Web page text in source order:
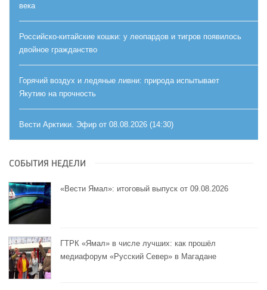
века
Российско-китайские кошки: у леопардов и тигров появилось
двойное гражданство
Горячий воздух и ледяные ливни: природа испытывает
Якутию на прочность
Вести Арктики. Эфир от 08.08.2026 (14:30)
СОБЫТИЯ НЕДЕЛИ
«Вести Ямал»: итоговый выпуск от 09.08.2026
ГТРК «Ямал» в числе лучших: как прошёл
медиафорум «Русский Север» в Магадане